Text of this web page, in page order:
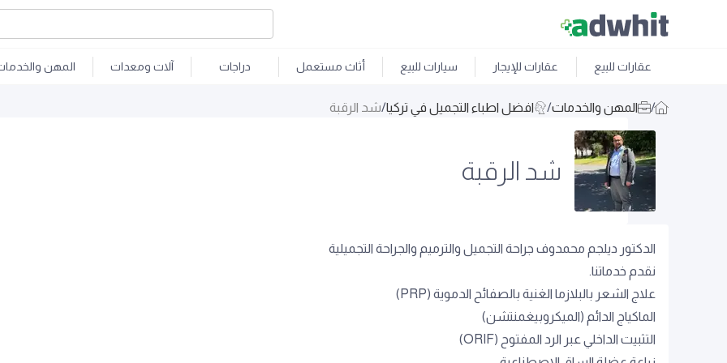
عقارات للبيع عقارات للإيجار سيارات للبيع أثاث مستعمل دراجات آلات ومعدات المهن
/ المهن والخدمات/ افضل اطباء التجميل في تركيا/شد الرقبة
شد الرقبة
الدكتور ديلجم محمدوف جراحة التجميل والترميم والجراحة التجميلية
نقدم خدماتنا.
علاج الشعر بالبلازما الغنية بالصفائح الدموية (PRP)
الماكياج الدائم (الميكروبيغمنتشن)
التثبيت الداخلي عبر الرد المفتوح (ORIF)